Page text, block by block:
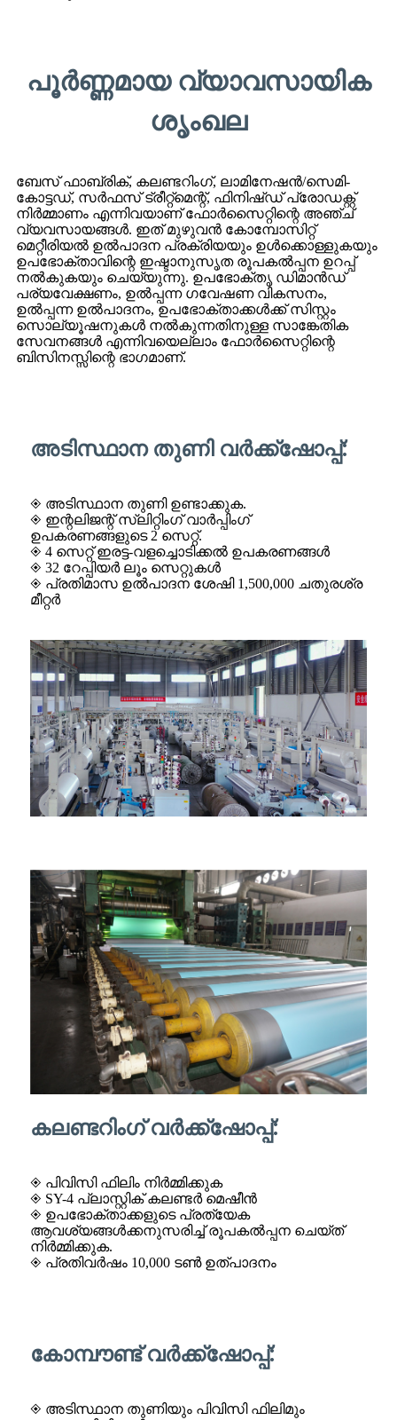
പൂർണ്ണമായ വ്യാവസായിക
ശൃംഖല
ബേസ് ഫാബ്രിക്, കലണ്ടറിംഗ്, ലാമിനേഷൻ/സെമി-
കോട്ടഡ്, സർഫസ് ട്രീറ്റ്മെന്റ്, ഫിനിഷ്ഡ് പ്രോഡക്റ്റ്
നിർമ്മാണം എന്നിവയാണ് ഫോർസൈറ്റിന്റെ അഞ്ച്
വ്യവസായങ്ങൾ. ഇത് മുഴുവൻ കോമ്പോസിറ്റ്
മെറ്റീരിയൽ ഉൽ‌പാദന പ്രക്രിയയും ഉൾക്കൊള്ളുകയും
ഉപഭോക്താവിന്റെ ഇഷ്ടാനുസൃത രൂപകൽപ്പന ഉറപ്പ്
നൽകുകയും ചെയ്യുന്നു. ഉപഭോക്തൃ ഡിമാൻഡ്
പര്യവേക്ഷണം, ഉൽപ്പന്ന ഗവേഷണ വികസനം,
ഉൽപ്പന്ന ഉൽ‌പാദനം, ഉപഭോക്താക്കൾക്ക് സിസ്റ്റം
സൊല്യൂഷനുകൾ നൽകുന്നതിനുള്ള സാങ്കേതിക
സേവനങ്ങൾ എന്നിവയെല്ലാം ഫോർസൈറ്റിന്റെ
ബിസിനസ്സിന്റെ ഭാഗമാണ്.
അടിസ്ഥാന തുണി വർക്ക്‌ഷോപ്പ്:
◈ അടിസ്ഥാന തുണി ഉണ്ടാക്കുക.
◈ ഇന്റലിജന്റ് സ്ലിറ്റിംഗ് വാർപ്പിംഗ്
ഉപകരണങ്ങളുടെ 2 സെറ്റ്.
◈ 4 സെറ്റ് ഇരട്ട-വളച്ചൊടിക്കൽ ഉപകരണങ്ങൾ
◈ 32 റേപ്പിയർ ലൂം സെറ്റുകൾ
◈ പ്രതിമാസ ഉൽപാദന ശേഷി 1,500,000 ചതുരശ്ര
മീറ്റർ
കലണ്ടറിംഗ് വർക്ക്‌ഷോപ്പ്:
◈ പിവിസി ഫിലിം നിർമ്മിക്കുക
◈ SY-4 പ്ലാസ്റ്റിക് കലണ്ടർ മെഷീൻ
◈ ഉപഭോക്താക്കളുടെ പ്രത്യേക
ആവശ്യങ്ങൾക്കനുസരിച്ച് രൂപകൽപ്പന ചെയ്ത്
നിർമ്മിക്കുക.
◈ പ്രതിവർഷം 10,000 ടൺ ഉത്പാദനം
കോമ്പൗണ്ട് വർക്ക്‌ഷോപ്പ്:
◈ അടിസ്ഥാന തുണിയും പിവിസി ഫിലിമും